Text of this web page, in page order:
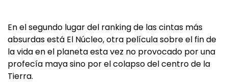
En el segundo lugar del ranking de las cintas más
absurdas está El Núcleo, otra película sobre el fin de
la vida en el planeta esta vez no provocado por una
profecía maya sino por el colapso del centro de la
Tierra.